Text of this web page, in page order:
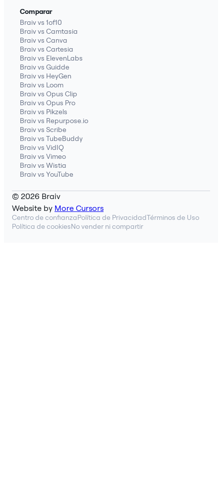
Comparar
Braiv vs 1of10
Braiv vs Camtasia
Braiv vs Canva
Braiv vs Cartesia
Braiv vs ElevenLabs
Braiv vs Guidde
Braiv vs HeyGen
Braiv vs Loom
Braiv vs Opus Clip
Braiv vs Opus Pro
Braiv vs Pikzels
Braiv vs Repurpose.io
Braiv vs Scribe
Braiv vs TubeBuddy
Braiv vs VidIQ
Braiv vs Vimeo
Braiv vs Wistia
Braiv vs YouTube
© 2026 Braiv
Website by More Cursors
Centro de confianzaPolítica de PrivacidadTérminos de Uso
Política de cookiesNo vender ni compartir